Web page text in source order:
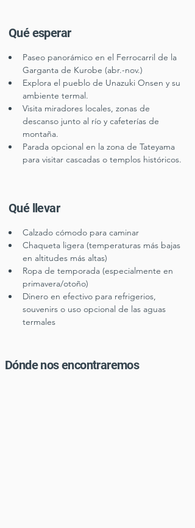
Qué esperar
Paseo panorámico en el Ferrocarril de la
Garganta de Kurobe (abr.-nov.)
Explora el pueblo de Unazuki Onsen y su
ambiente termal.
Visita miradores locales, zonas de
descanso junto al río y cafeterías de
montaña.
Parada opcional en la zona de Tateyama
para visitar cascadas o templos históricos.
Qué llevar
Calzado cómodo para caminar
Chaqueta ligera (temperaturas más bajas
en altitudes más altas)
Ropa de temporada (especialmente en
primavera/otoño)
Dinero en efectivo para refrigerios,
souvenirs o uso opcional de las aguas
termales
Dónde nos encontraremos